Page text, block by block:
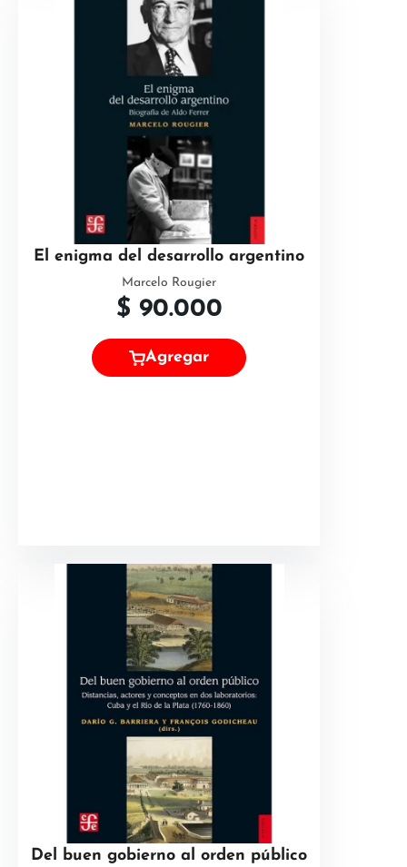
El enigma del desarrollo argentino
Marcelo Rougier
$ 90.000
Agregar
Del buen gobierno al orden público